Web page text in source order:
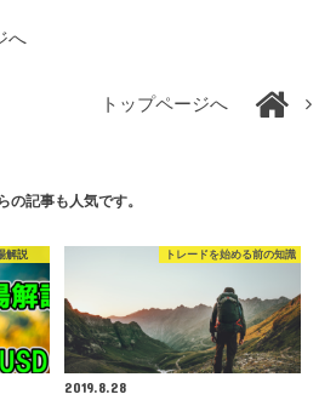
へ
トップページへ
の記事も人気です。
解説 トレードを始める前の知識
2019.8.28